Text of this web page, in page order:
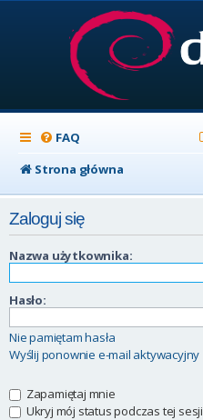
FAQ
Strona główna
Zaloguj się
Nazwa użytkownika:
Hasło:
Nie pamiętam hasła
Wyślij ponownie e-mail aktywacyjny
Zapamiętaj mnie
Ukryj mój status podczas tej sesji